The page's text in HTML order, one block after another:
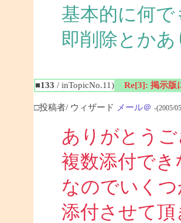
基本的に何
即削除とか
■133 / inTopicNo.11) Re[3]: 掲示版
□投稿者/ ウィザード メール＠ -(2005/
ありがとう
複数添付で
なのでいく
添付させて